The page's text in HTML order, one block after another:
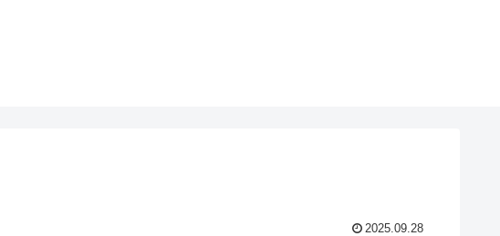
2025.09.28